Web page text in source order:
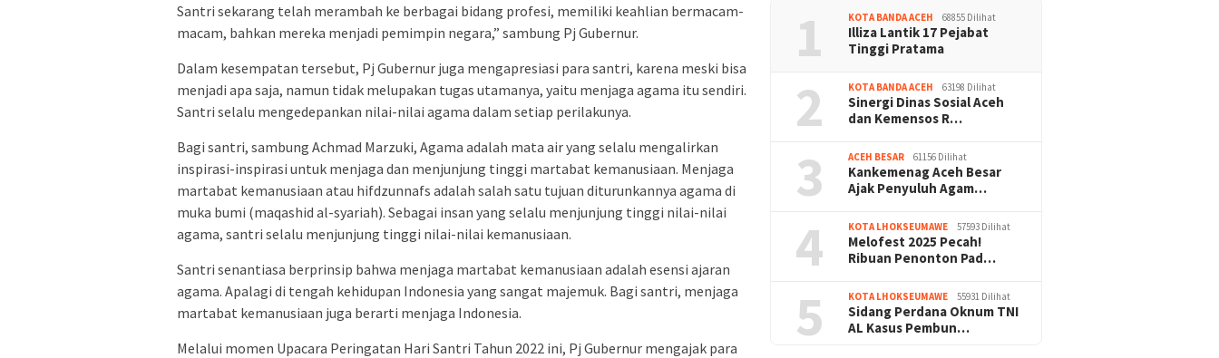
Santri sekarang telah merambah ke berbagai bidang profesi, memiliki keahlian bermacam-
macam, bahkan mereka menjadi pemimpin negara,” sambung Pj Gubernur.
Dalam kesempatan tersebut, Pj Gubernur juga mengapresiasi para santri, karena meski bisa
menjadi apa saja, namun tidak melupakan tugas utamanya, yaitu menjaga agama itu sendiri.
Santri selalu mengedepankan nilai-nilai agama dalam setiap perilakunya.
Bagi santri, sambung Achmad Marzuki, Agama adalah mata air yang selalu mengalirkan
inspirasi-inspirasi untuk menjaga dan menjunjung tinggi martabat kemanusiaan. Menjaga
martabat kemanusiaan atau hifdzunnafs adalah salah satu tujuan diturunkannya agama di
muka bumi (maqashid al-syariah). Sebagai insan yang selalu menjunjung tinggi nilai-nilai
agama, santri selalu menjunjung tinggi nilai-nilai kemanusiaan.
Santri senantiasa berprinsip bahwa menjaga martabat kemanusiaan adalah esensi ajaran
agama. Apalagi di tengah kehidupan Indonesia yang sangat majemuk. Bagi santri, menjaga
martabat kemanusiaan juga berarti menjaga Indonesia.
Melalui momen Upacara Peringatan Hari Santri Tahun 2022 ini, Pj Gubernur mengajak para
1 KOTA BANDA ACEH 68855 Dilihat
Illiza Lantik 17 Pejabat
Tinggi Pratama
2 KOTA BANDA ACEH 63198 Dilihat
Sinergi Dinas Sosial Aceh
dan Kemensos R…
3 ACEH BESAR 61156 Dilihat
Kankemenag Aceh Besar
Ajak Penyuluh Agam…
4 KOTA LHOKSEUMAWE 57593 Dilihat
Melofest 2025 Pecah!
Ribuan Penonton Pad…
5 KOTA LHOKSEUMAWE 55931 Dilihat
Sidang Perdana Oknum TNI
AL Kasus Pembun…